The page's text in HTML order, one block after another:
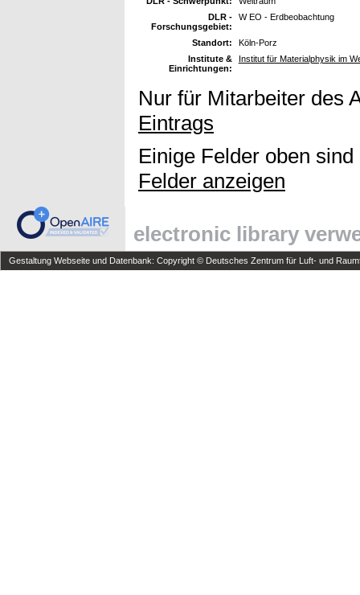
DLR -
Forschungsgebiet:
W EO - Erdbeobachtung
Standort:
Köln-Porz
Institute &
Einrichtungen:
Institut für Materialphysik im
Nur für Mitarbeiter des
Eintrags
Einige Felder oben
Felder anzeigen
electronic library
Gestaltung Webseite und Datenbank: Copyright © Deutsches Zentrum für Luft- und